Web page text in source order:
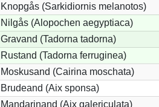
Knopgås (Sarkidiornis melanotos)
Nilgås (Alopochen aegyptiaca)
Gravand (Tadorna tadorna)
Rustand (Tadorna ferruginea)
Moskusand (Cairina moschata)
Brudeand (Aix sponsa)
Mandarinand (Aix galericulata)